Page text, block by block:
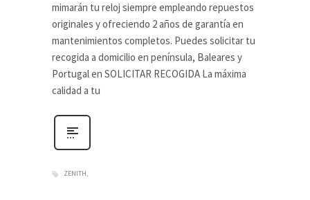
mimarán tu reloj siempre empleando repuestos
originales y ofreciendo 2 años de garantía en
mantenimientos completos. Puedes solicitar tu
recogida a domicilio en península, Baleares y
Portugal en SOLICITAR RECOGIDA La máxima
calidad a tu
ZENITH